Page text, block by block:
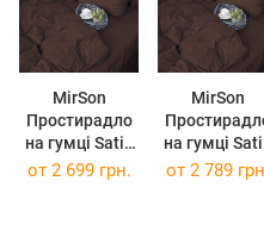
MirSon
Простирадло
на гумці Satin
Premium 0211
MirSon
на гумці Satin
Premium 0211
от 2 699 грн. от 2 789